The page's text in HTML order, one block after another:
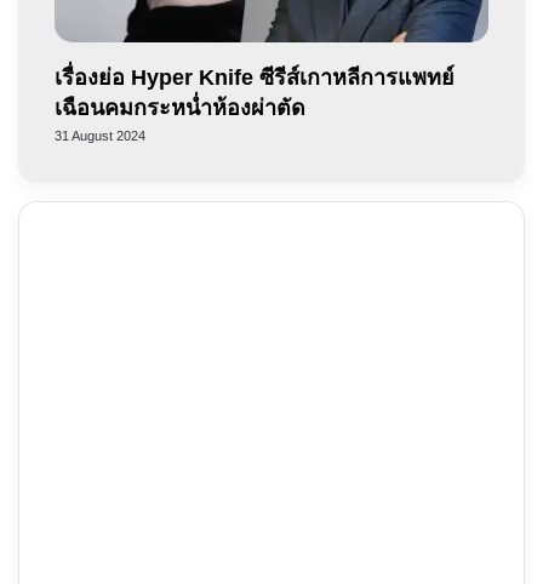
เรื่องย่อ Hyper Knife ซีรีส์เกาหลีการแพทย์
เฉือนคมกระหน่ำห้องผ่าตัด
31 August 2024